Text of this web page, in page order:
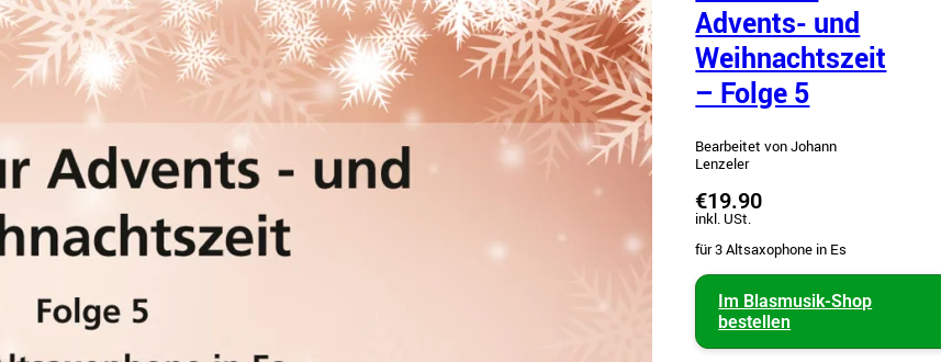
Advents- und
Weihnachtszeit
– Folge 5
Bearbeitet von Johann
Lenzeler
€19.90
inkl. USt.
für 3 Altsaxophone in Es
Im Blasmusik-Shop
bestellen